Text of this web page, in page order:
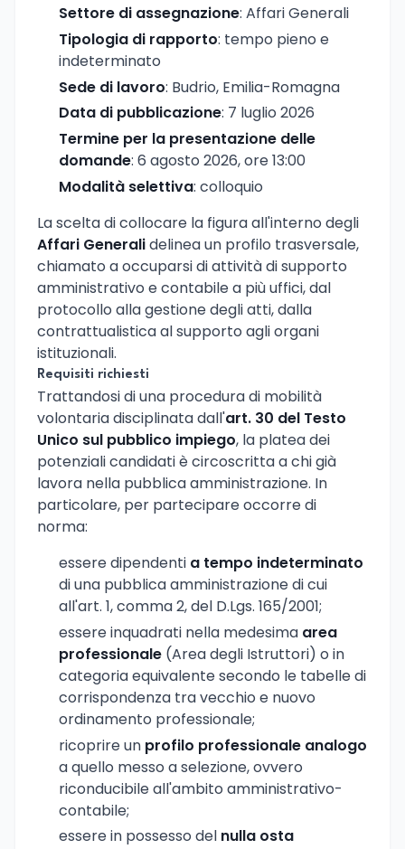
Settore di assegnazione: Affari Generali
Tipologia di rapporto: tempo pieno e
indeterminato
Sede di lavoro: Budrio, Emilia-Romagna
Data di pubblicazione: 7 luglio 2026
Termine per la presentazione delle
domande: 6 agosto 2026, ore 13:00
Modalità selettiva: colloquio
La scelta di collocare la figura all'interno degli
Affari Generalidelinea un profilo trasversale,
chiamato a occuparsi di attività di supporto
amministrativo e contabile a più uffici, dal
protocollo alla gestione degli atti, dalla
contrattualistica al supporto agli organi
istituzionali.
Requisiti richiesti
Trattandosi di una procedura di mobilità
volontaria disciplinata dall'art. 30 del Testo
Unico sul pubblico impiego, la platea dei
potenziali candidati è circoscritta a chi già
lavora nella pubblica amministrazione. In
particolare, per partecipare occorre di
norma:
essere dipendenti a tempo indeterminato
di una pubblica amministrazione di cui
all'art. 1, comma 2, del D.Lgs. 165/2001;
essere inquadrati nella medesima area
professionale (Area degli Istruttori) o in
categoria equivalente secondo le tabelle di
corrispondenza tra vecchio e nuovo
ordinamento professionale;
ricoprire un profilo professionale analogo
a quello messo a selezione, ovvero
riconducibile all'ambito amministrativo-
contabile;
essere in possesso del nulla osta